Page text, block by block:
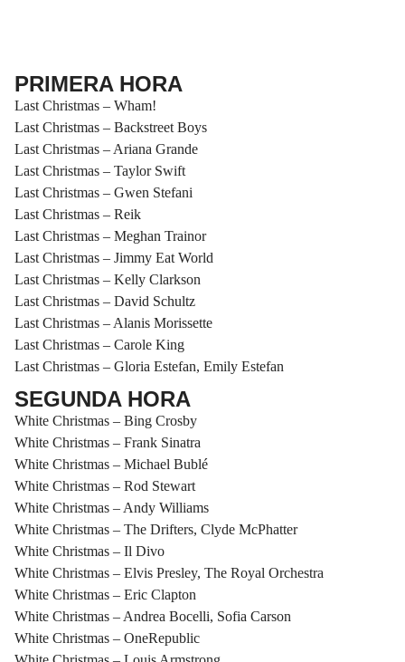
PRIMERA HORA
Last Christmas – Wham!
Last Christmas – Backstreet Boys
Last Christmas – Ariana Grande
Last Christmas – Taylor Swift
Last Christmas – Gwen Stefani
Last Christmas – Reik
Last Christmas – Meghan Trainor
Last Christmas – Jimmy Eat World
Last Christmas – Kelly Clarkson
Last Christmas – David Schultz
Last Christmas – Alanis Morissette
Last Christmas – Carole King
Last Christmas – Gloria Estefan, Emily Estefan
SEGUNDA HORA
White Christmas – Bing Crosby
White Christmas – Frank Sinatra
White Christmas – Michael Bublé
White Christmas – Rod Stewart
White Christmas – Andy Williams
White Christmas – The Drifters, Clyde McPhatter
White Christmas – Il Divo
White Christmas – Elvis Presley, The Royal Orchestra
White Christmas – Eric Clapton
White Christmas – Andrea Bocelli, Sofia Carson
White Christmas – OneRepublic